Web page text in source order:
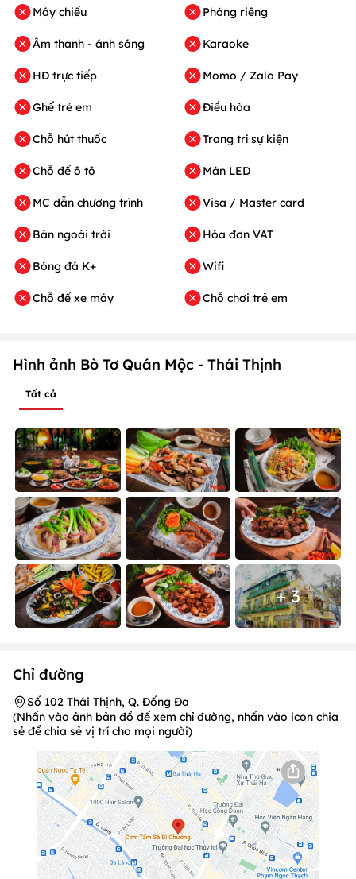
Máy chiếu
Âm thanh - ánh sáng
HĐ trực tiếp
Ghế trẻ em
Chỗ hút thuốc
Chỗ để ô tô
MC dẫn chương trình
Bàn ngoài trời
Bóng đá K+
Chỗ để xe máy
Phòng riêng
Karaoke
Momo / Zalo Pay
Điều hòa
Trang trí sự kiện
Màn LED
Visa / Master card
Hóa đơn VAT
Wifi
Chỗ chơi trẻ em
Hình ảnh Bò Tơ Quán Mộc - Thái Thịnh
Tất cả
+ 3
Chỉ đường
Số 102 Thái Thịnh, Q. Đống Đa
(Nhấn vào ảnh bản đồ để xem chỉ đường, nhấn vào icon chia
sẻ để chia sẻ vị trí cho mọi người)